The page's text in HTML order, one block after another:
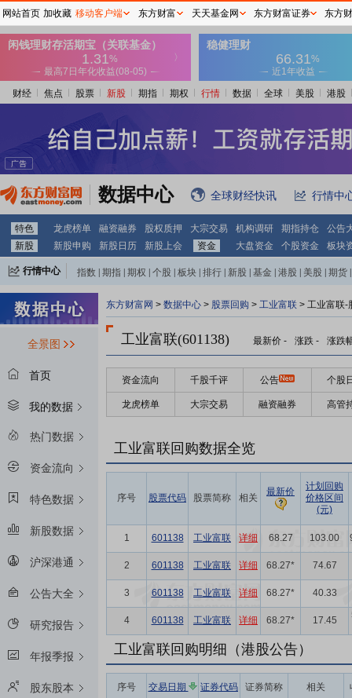
财经 焦点 股票 新股 期指 期权 行情 数据 全球 美股 港股
数据中心 全球财经快讯 行情中
特色 龙虎榜单 融资融券 股权质押 大宗交易 机构调研 期指持仓
公告
新股
新股申购 新股日历 新股上会 资金 大盘资金 个股资金 板块
行情中心 指数 期指 期权 个股 板块 排行 新股 基金 港股 美股 期货
全景图
首页
我的数据
热门数据
资金流向
特色数据
新股数据
沪深港通
公告大全
研究报告
年报季报
股东股本
东方财富网 > 数据中心 > 股票回购 > 工业富联 > 工业富联-
工业富联(601138) 最新价 - 涨跌 - 涨跌
资金流向 千股千评 公告 个股
龙虎榜单 大宗交易 融资融券 高管
工业富联回购数据全览
序号 股票代码 股票简称 相关
最新价
计划回购
价格区间
(元)
1 601138 工业富联 详细 68.27 103.00
2 601138 工业富联 详细 68.27* 74.67
3 601138 工业富联 详细 68.27* 40.33
4 601138 工业富联 详细 68.27* 17.45
工业富联回购明细（港股公告）
序号 交易日期 证券代码 证券简称 相关
网站首页 加收藏 移动客户端 东方财富 天天基金网 东方财富证券 东方